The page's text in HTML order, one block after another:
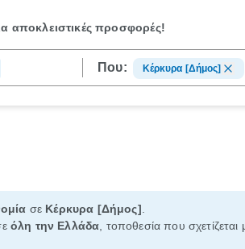
αποκλειστικές προσφορές!
Που: Κέρκυρα [Δήμος]
σε Κέρκυρα [Δήμος]
όλη την Ελλάδα , τοποθεσία που